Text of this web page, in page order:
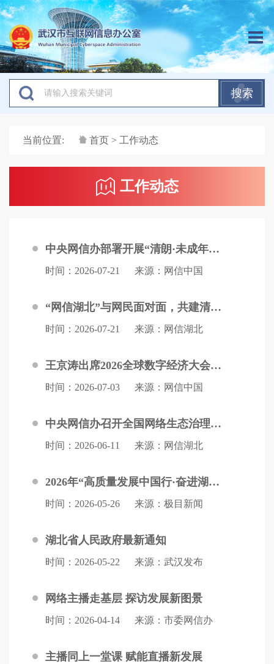
搜索
当前位置: 首页 > 工作动态
工作动态
中央网信办部署开展“清朗·未成年人网络保护”专项行动
时间：2026-07-21 来源：网信中国
“网信湖北”与网民面对面，共建清朗网络空间
时间：2026-07-21 来源：网信湖北
王京涛出席2026全球数字经济大会开幕式
时间：2026-07-03 来源：网信中国
中央网信办召开全国网络生态治理工作会议
时间：2026-06-11 来源：网信湖北
2026年“高质量发展中国行·奋进湖北”专题活动在武汉启动
时间：2026-05-26 来源：极目新闻
湖北省人民政府最新通知
时间：2026-05-22 来源：武汉发布
网络主播走基层 探访发展新图景
时间：2026-04-14 来源：市委网信办
主播同上一堂课 赋能直播新发展